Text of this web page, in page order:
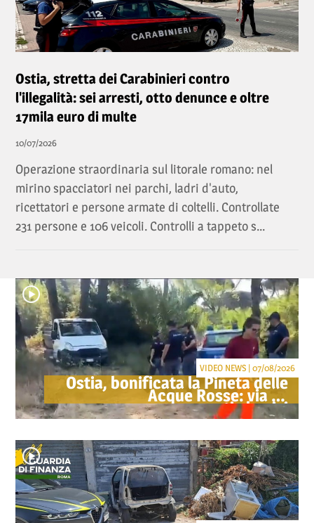
Ostia, stretta dei Carabinieri contro
l'illegalità: sei arresti, otto denunce e oltre
17mila euro di multe
10/07/2026
Operazione straordinaria sul litorale romano: nel
mirino spacciatori nei parchi, ladri d'auto,
ricettatori e persone armate di coltelli. Controllate
231 persone e 106 veicoli. Controlli a tappeto s...
Ostia, bonificata la Pineta delle
Acque Rosse: via gli
accampamenti abusivi
VIDEO NEWS | 07/08/2026